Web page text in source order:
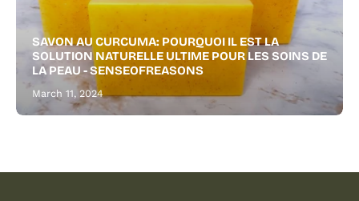
SAVON AU CURCUMA: POURQUOI IL EST LA
SOLUTION NATURELLE ULTIME POUR LES SOINS DE
LA PEAU - SENSEOFREASONS
March 11, 2024